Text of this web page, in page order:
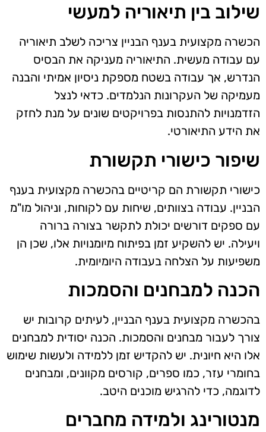
שילוב בין תיאוריה למעשי
הכשרה מקצועית בענף הבניין צריכה לשלב תיאוריה
עם עבודה מעשית. התיאוריה מעניקה את הבסיס
הנדרש, אך עבודה בשטח מספקת ניסיון אמיתי והבנה
מעמיקה של העקרונות הנלמדים. כדאי לנצל
הזדמנויות להתנסות בפרויקטים שונים על מנת לחזק
את הידע התיאורטי.
שיפור כישורי תקשורת
כישורי תקשורת הם קריטיים בהכשרה מקצועית בענף
הבניין. עבודה בצוותים, שיחות עם לקוחות, וניהול מו"מ
עם ספקים דורשים יכולת לתקשר בצורה ברורה
ויעילה. יש להשקיע זמן בפיתוח מיומנויות אלו, שכן הן
משפיעות על הצלחה בעבודה היומיומית.
הכנה למבחנים והסמכות
בהכשרה מקצועית בענף הבניין, לעיתים קרובות יש
צורך לעבור מבחנים והסמכות. הכנה יסודית למבחנים
אלו היא חיונית. יש להקדיש זמן ללמידה ולעשות שימוש
בחומרי עזר, כמו ספרים, קורסים מקוונים, ומבחנים
לדוגמה, כדי להרגיש מוכנים היטב.
מנטורינג ולמידה מחברים